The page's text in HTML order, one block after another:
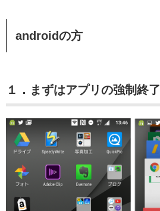
androidの方
１．まずはアプリの強制終了